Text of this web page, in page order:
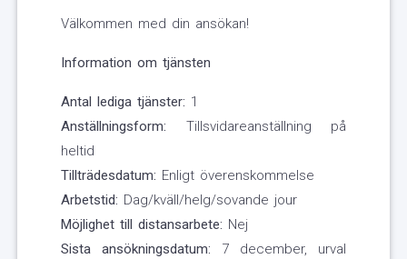
Välkommen med din ansökan!
Information om tjänsten
Antal lediga tjänster: 1
Anställningsform: Tillsvidareanställning på
heltid
Tillträdesdatum: Enligt överenskommelse
Arbetstid: Dag/kväll/helg/sovande jour
Möjlighet till distansarbete: Nej
Sista ansökningsdatum: 7 december, urval